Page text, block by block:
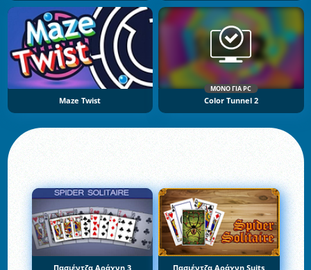
Maze Twist
ΜΌΝΟ ΓΙΑ PC
Color Tunnel 2